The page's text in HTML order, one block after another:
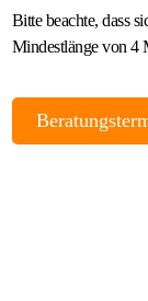
Bitte beachte, dass
Mindestlänge von 4